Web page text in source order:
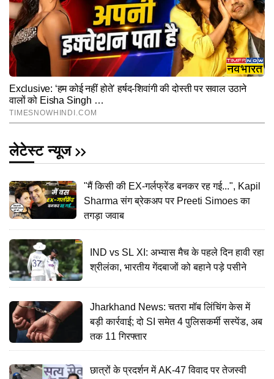
लेटेस्ट न्यूज
"मैं किसी की EX-गर्लफ्रेंड बनकर रह गई...", Kapil
Sharma संग ब्रेकअप पर Preeti Simoes का
तगड़ा जवाब
IND vs SL XI: अभ्यास मैच के पहले दिन हावी रहा
श्रीलंका, भारतीय गेंदबाजों को बहाने पड़े पसीने
Jharkhand News: चतरा मॉब लिंचिंग केस में
बड़ी कार्रवाई; दो SI समेत 4 पुलिसकर्मी सस्पेंड, अब
तक 11 गिरफ्तार
छात्रों के प्रदर्शन में AK-47 विवाद पर तेजस्वी